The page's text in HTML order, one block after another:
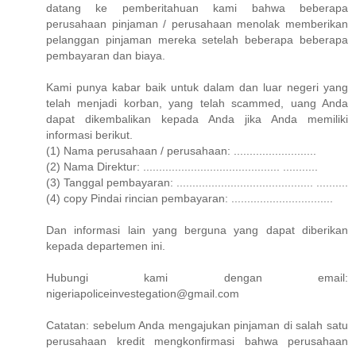
datang ke pemberitahuan kami bahwa beberapa
perusahaan pinjaman / perusahaan menolak memberikan
pelanggan pinjaman mereka setelah beberapa beberapa
pembayaran dan biaya.
Kami punya kabar baik untuk dalam dan luar negeri yang
telah menjadi korban, yang telah scammed, uang Anda
dapat dikembalikan kepada Anda jika Anda memiliki
informasi berikut.
(1) Nama perusahaan / perusahaan: ..........................
(2) Nama Direktur: ........................................... ...........
(3) Tanggal pembayaran: ........................................... ..........
(4) copy Pindai rincian pembayaran: ................................
Dan informasi lain yang berguna yang dapat diberikan
kepada departemen ini.
Hubungi kami dengan email:
nigeriapoliceinvestegation@gmail.com
Catatan: sebelum Anda mengajukan pinjaman di salah satu
perusahaan kredit mengkonfirmasi bahwa perusahaan